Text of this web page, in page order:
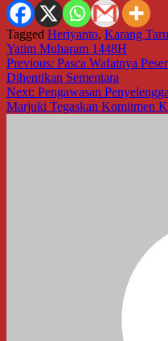
Tagged Heriyanto, Karang
Yatim Muharam 1448H
Navigasi
pos
Previous: Pasca Wafatnya
Dihentikan Sementara
Next: Pengawasan
Marjuki Tegaskan Komitmen